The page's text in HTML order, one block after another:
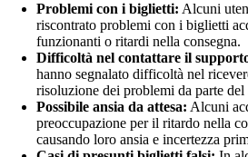
Problemi con i biglietti: Alcuni
riscontrato problemi con i biglietti
funzionanti o ritardi nella consegna.
Difficoltà nel contattare il
hanno segnalato difficoltà nel
risoluzione dei problemi da parte
Possibile ansia da attesa: Alcuni
preoccupazione per il ritardo nella
causando loro ansia e incertezza